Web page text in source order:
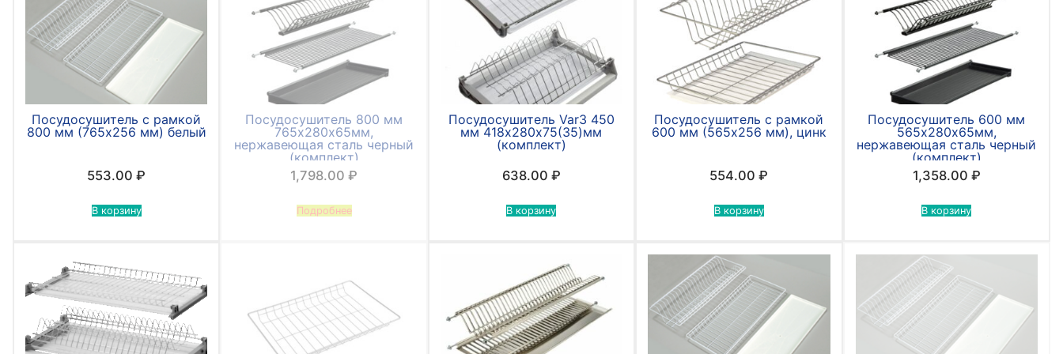
Посудосушитель с рамкой
800 мм (765х256 мм) белый
553.00₽
В корзину
Посудосушитель 800 мм
765х280х65мм,
нержавеющая сталь черный
(комплект)
1,798.00₽
Подробнее
Посудосушитель Var3 450
мм 418х280х75(35)мм
(комплект)
638.00 ₽
В корзину
Посудосушитель с рамкой
600 мм (565х256 мм), цинк
554.00₽
В корзину
Посудосушитель 600 мм
565х280х65мм,
нержавеющая сталь черный
(комплект)
1,358.00 ₽
В корзину